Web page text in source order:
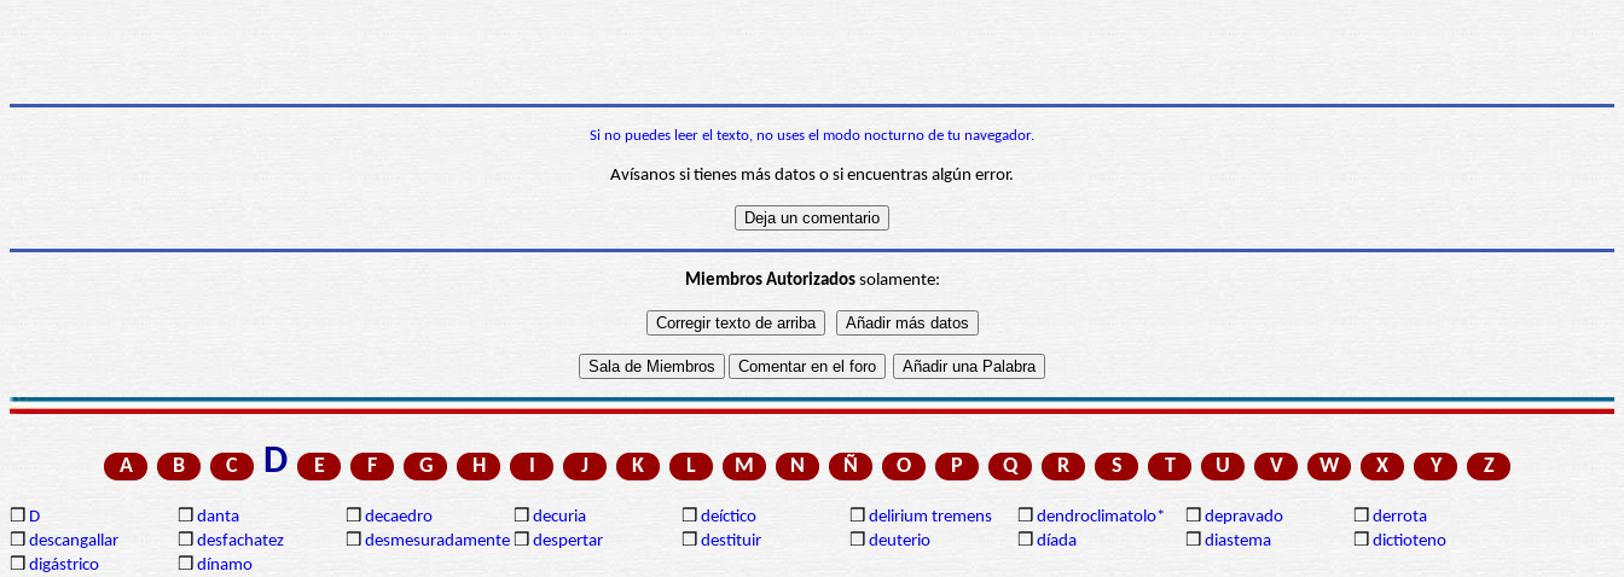
Si no puedes leer el texto, no uses el modo nocturno de tu navegador.
Avísanos si tienes más datos o si encuentras algún error.
Miembros Autorizadossolamente:
A B C D E F G H I J K L M N Ñ O P Q R S T U V W X Y Z
❒ D ❒ danta ❒ decaedro ❒ decuria ❒ deíctico ❒ delirium tremens ❒ dendroclimatolo* ❒ depravado ❒ derrota
❒ descangallar ❒ desfachatez ❒ desmesuradamente ❒ despertar ❒ destituir ❒ deuterio ❒ díada ❒ diastema ❒ dictioteno
❒ digástrico ❒ dínamo